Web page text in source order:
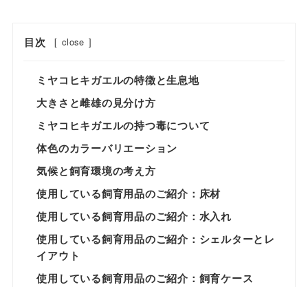
目次 [ close ]
ミヤコヒキガエルの特徴と生息地
大きさと雌雄の見分け方
ミヤコヒキガエルの持つ毒について
体色のカラーバリエーション
気候と飼育環境の考え方
使用している飼育用品のご紹介：床材
使用している飼育用品のご紹介：水入れ
使用している飼育用品のご紹介：シェルターとレ
イアウト
使用している飼育用品のご紹介：飼育ケース